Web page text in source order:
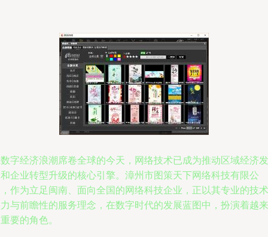
字经济浪潮席卷全球的今天，网络技术已成为推动区域经济发
企业转型升级的核心引擎。漳州市图策天下网络科技有限公
作为立足闽南、面向全国的网络科技企业，正以其专业的技术
与前瞻性的服务理念，在数字时代的发展蓝图中，扮演着越来
要的角色。